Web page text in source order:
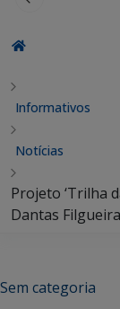
Informativos
Notícias
Projeto ‘Trilha
Dantas
Sem categoria